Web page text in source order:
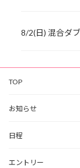
8/2(日) 混合ダ
TOP
お知らせ
日程
エントリー